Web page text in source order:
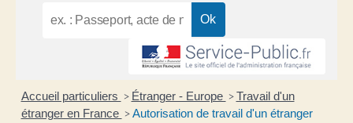
Accueil particuliers > Étranger - Europe > Travail d'un
étranger en France > Autorisation de travail d'un étranger